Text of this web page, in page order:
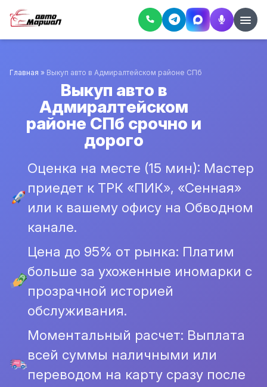
Главная » Выкуп авто в Адмиралтейском районе СПб
Выкуп авто в
Адмиралтейском
районе СПб срочно и
дорого
Оценка на месте (15 мин): Мастер
приедет к ТРК «ПИК», «Сенная»
или к вашему офису на Обводном
канале.
Цена до 95% от рынка: Платим
больше за ухоженные иномарки с
прозрачной историей
обслуживания.
Моментальный расчет: Выплата
всей суммы наличными или
переводом на карту сразу после